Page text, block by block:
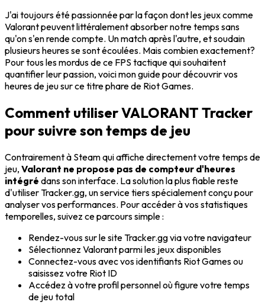
J'ai toujours été passionnée par la façon dont les jeux comme
Valorant peuvent littéralement absorber notre temps sans
qu'on s'en rende compte. Un match après l'autre, et soudain
plusieurs heures se sont écoulées. Mais combien exactement?
Pour tous les mordus de ce FPS tactique qui souhaitent
quantifier leur passion, voici mon guide pour découvrir vos
heures de jeu sur ce titre phare de Riot Games.
Comment utiliser VALORANT Tracker
pour suivre son temps de jeu
Contrairement à Steam qui affiche directement votre temps de
jeu, Valorant ne propose pas de compteur d'heures
intégré dans son interface. La solution la plus fiable reste
d'utiliser Tracker.gg, un service tiers spécialement conçu pour
analyser vos performances. Pour accéder à vos statistiques
temporelles, suivez ce parcours simple :
Rendez-vous sur le site Tracker.gg via votre navigateur
Sélectionnez Valorant parmi les jeux disponibles
Connectez-vous avec vos identifiants Riot Games ou
saisissez votre Riot ID
Accédez à votre profil personnel où figure votre temps
de jeu total